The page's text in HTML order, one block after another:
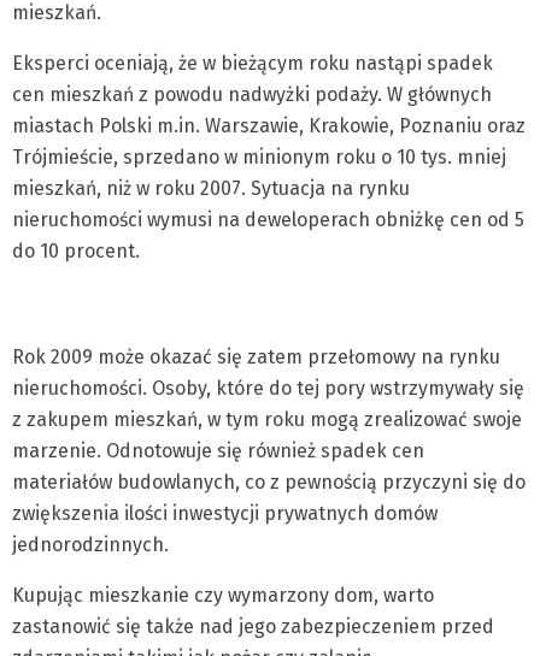
mieszkań.
Eksperci oceniają, że w bieżącym roku nastąpi spadek
cen mieszkań z powodu nadwyżki podaży. W głównych
miastach Polski m.in. Warszawie, Krakowie, Poznaniu oraz
Trójmieście, sprzedano w minionym roku o 10 tys. mniej
mieszkań, niż w roku 2007. Sytuacja na rynku
nieruchomości wymusi na deweloperach obniżkę cen od 5
do 10 procent.
Rok 2009 może okazać się zatem przełomowy na rynku
nieruchomości. Osoby, które do tej pory wstrzymywały się
z zakupem mieszkań, w tym roku mogą zrealizować swoje
marzenie. Odnotowuje się również spadek cen
materiałów budowlanych, co z pewnością przyczyni się do
zwiększenia ilości inwestycji prywatnych domów
jednorodzinnych.
Kupując mieszkanie czy wymarzony dom, warto
zastanowić się także nad jego zabezpieczeniem przed